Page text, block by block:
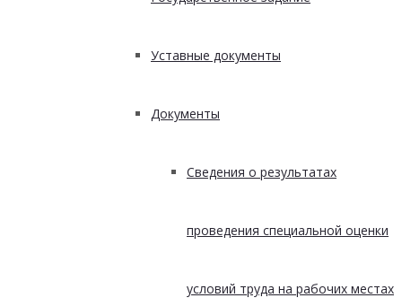
Уставные документы
Документы
Сведения о результатах
проведения специальной оценки
условий труда на рабочих местах